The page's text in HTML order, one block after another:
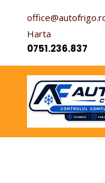
Harta
0751.236.837